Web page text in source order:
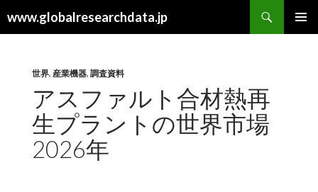
www.globalresearchdata.jp
索
世界, 産業機器, 調査資料
アスファルト合材熱再
生プラントの世界市場
2026年